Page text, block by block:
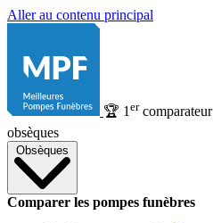
Aller au contenu principal
🏆 1 ercomparateur
obsèques
Obsèques
Comparer les pompes funèbres